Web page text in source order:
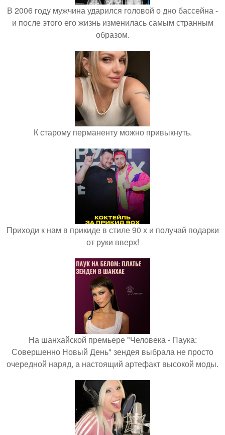
В 2006 году мужчина ударился головой о дно бассейна -
и после этого его жизнь изменилась самым странным
образом.
К старому перманенту можно привыкнуть.
Приходи к нам в прикиде в стиле 90 х и получай подарки
от руки вверх!
На шанхайской премьере "Человека - Паука:
Совершенно Новый День" зендея выбрала не просто
очередной наряд, а настоящий артефакт высокой моды.